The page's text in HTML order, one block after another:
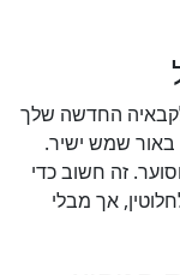
החדשה שלך
באור שמש ישיר.
זה חשוב כדי
אך מבלי